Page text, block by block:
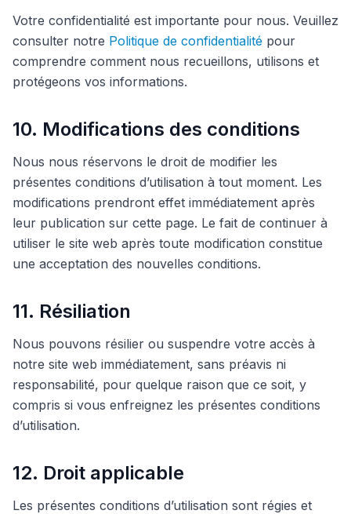
Votre confidentialité est importante pour nous. Veuillez
consulter notre Politique de confidentialité pour
comprendre comment nous recueillons, utilisons et
protégeons vos informations.
10. Modifications des conditions
Nous nous réservons le droit de modifier les
présentes conditions d’utilisation à tout moment. Les
modifications prendront effet immédiatement après
leur publication sur cette page. Le fait de continuer à
utiliser le site web après toute modification constitue
une acceptation des nouvelles conditions.
11. Résiliation
Nous pouvons résilier ou suspendre votre accès à
notre site web immédiatement, sans préavis ni
responsabilité, pour quelque raison que ce soit, y
compris si vous enfreignez les présentes conditions
d’utilisation.
12. Droit applicable
Les présentes conditions d’utilisation sont régies et